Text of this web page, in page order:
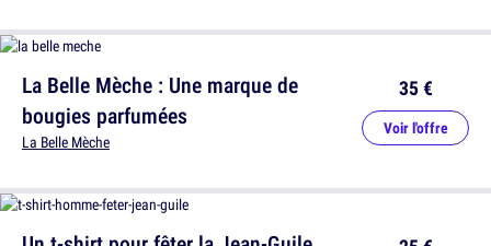
La Belle Mèche : Une marque de
bougies parfumées
La Belle Mèche
35 €
Voir l'offre